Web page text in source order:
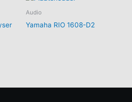
Audio
Yamaha RIO 1608-D2